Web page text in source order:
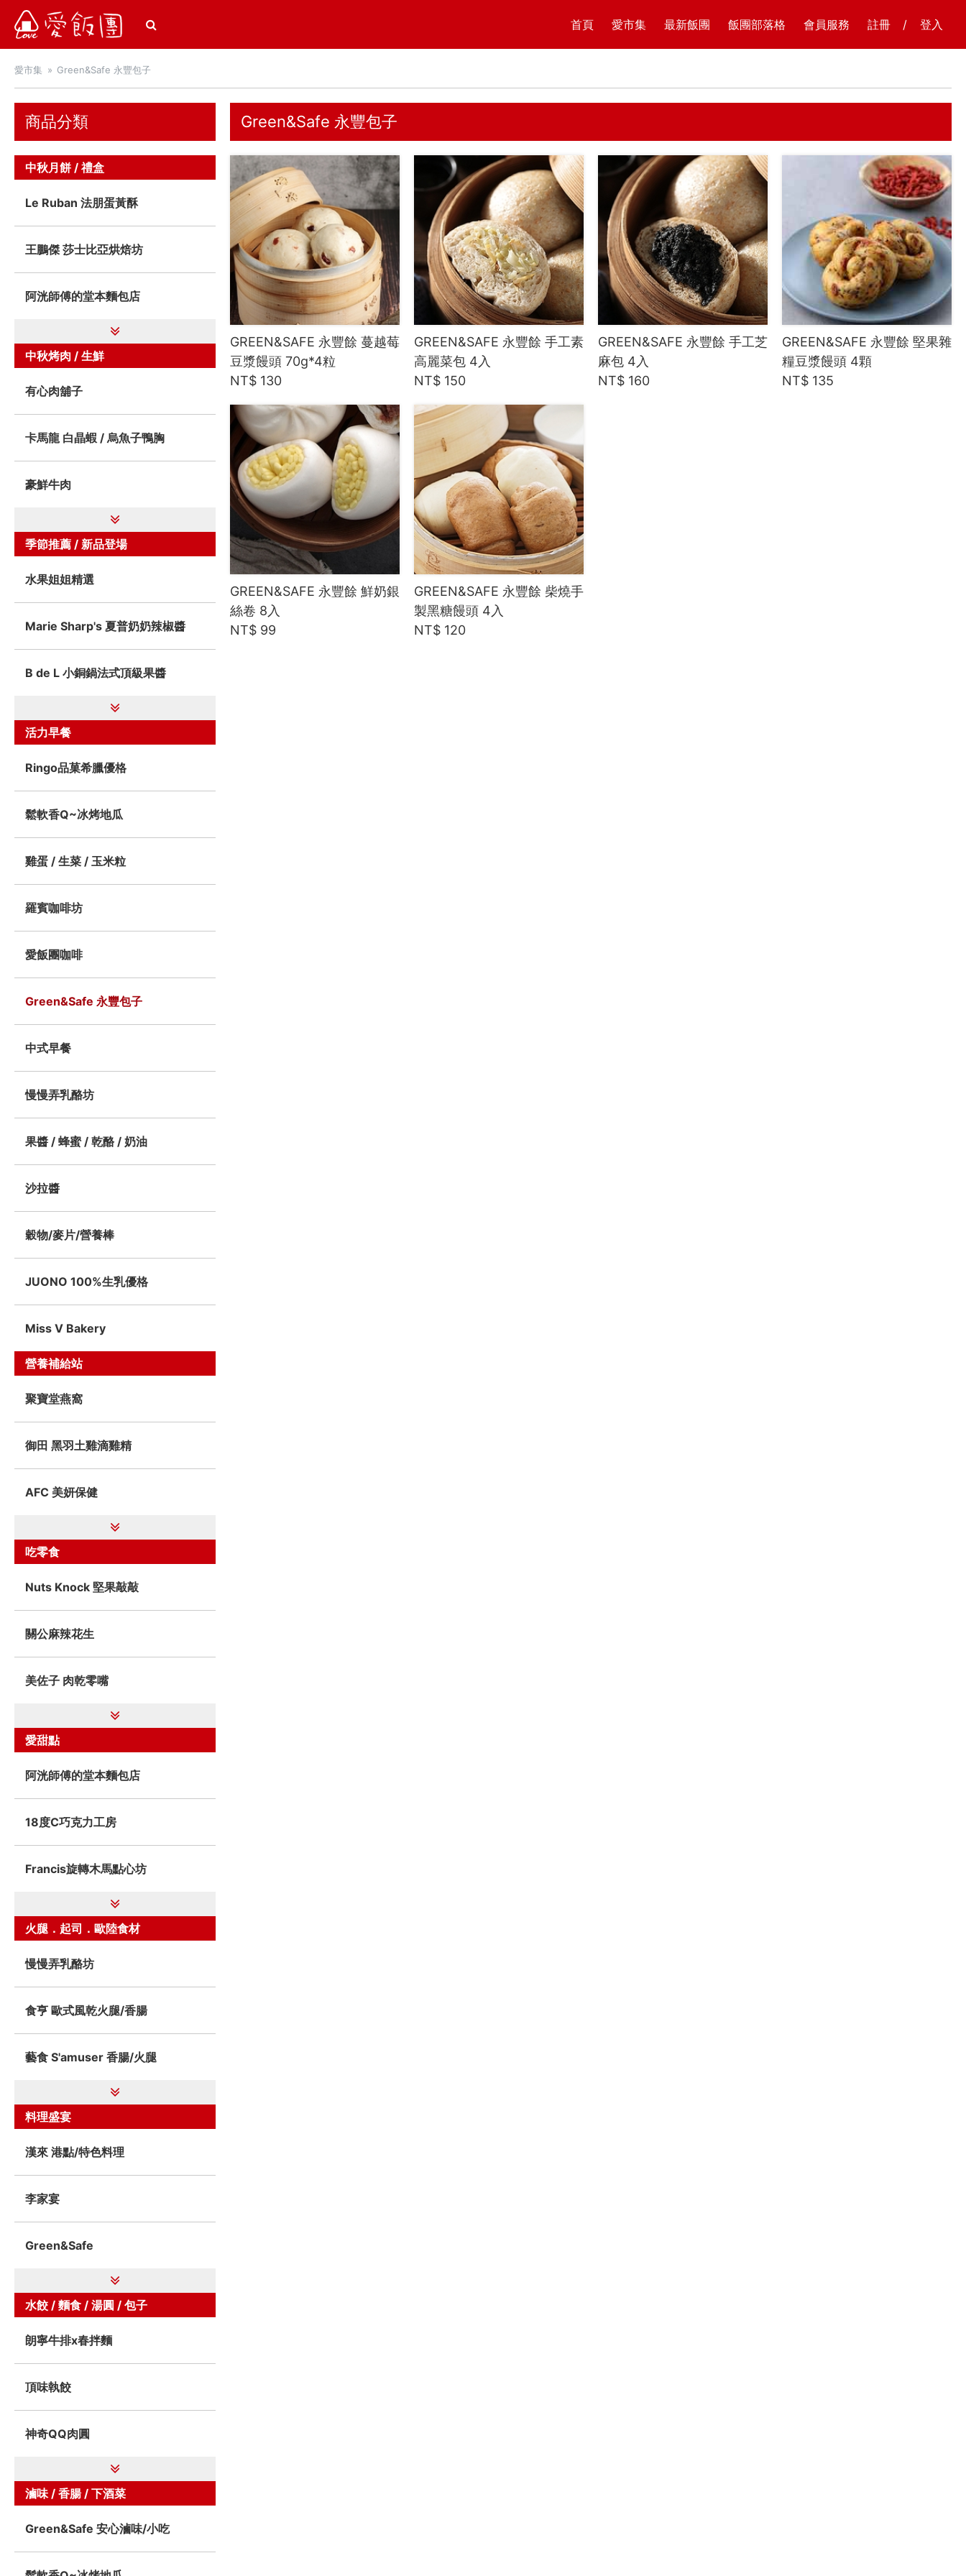
愛飯團 首頁 愛市集 最新飯團 飯團部落格 會員服務 註冊 / 登入
愛市集 Green&Safe 永豐包子
Green&Safe 永豐包子
GREEN&SAFE 永豐餘 蔓越莓
豆漿饅頭 70g*4粒
NT$ 130
GREEN&SAFE 永豐餘 手工素
高麗菜包 4入
NT$ 150
GREEN&SAFE 永豐餘 手工芝
麻包 4入
NT$ 160
GREEN&SAFE 永豐餘 堅果雜
糧豆漿饅頭 4顆
NT$ 135
GREEN&SAFE 永豐餘 鮮奶銀
絲卷 8入
NT$ 99
GREEN&SAFE 永豐餘 柴燒手
製黑糖饅頭 4入
NT$ 120
商品分類
中秋月餅 / 禮盒
Le Ruban 法朋蛋黃酥
王鵬傑 莎士比亞烘焙坊
阿洸師傅的堂本麵包店
中秋烤肉 / 生鮮
有心肉舖子
卡馬龍 白晶蝦 / 烏魚子鴨胸
豪鮮牛肉
季節推薦 / 新品登場
水果姐姐精選
Marie Sharp's 夏普奶奶辣椒醬
B de L 小銅鍋法式頂級果醬
活力早餐
Ringo品菓希臘優格
鬆軟香Q~冰烤地瓜
雞蛋 / 生菜 / 玉米粒
羅賓咖啡坊
愛飯團咖啡
Green&Safe 永豐包子
中式早餐
慢慢弄乳酪坊
果醬 / 蜂蜜 / 乾酪 / 奶油
沙拉醬
穀物/麥片/營養棒
JUONO 100%生乳優格
Miss V Bakery
營養補給站
聚寶堂燕窩
御田 黑羽土雞滴雞精
AFC 美妍保健
吃零食
Nuts Knock 堅果敲敲
關公麻辣花生
美佐子 肉乾零嘴
愛甜點
阿洸師傅的堂本麵包店
18度C巧克力工房
Francis旋轉木馬點心坊
火腿．起司．歐陸食材
慢慢弄乳酪坊
食亨 歐式風乾火腿/香腸
藝食 S'amuser 香腸/火腿
料理盛宴
漢來 港點/特色料理
李家宴
Green&Safe
水餃 / 麵食 / 湯圓 / 包子
朗寧牛排x春拌麵
頂味執餃
神奇QQ肉圓
滷味 / 香腸 / 下酒菜
Green&Safe 安心滷味/小吃